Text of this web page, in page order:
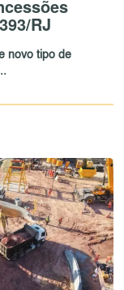
RJ
novo tipo de